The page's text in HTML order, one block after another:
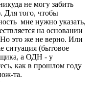
не могу забить
Для того, чтобы
мне нужно указать,
на основании
это же не верно. Или
ситуация (бытовое
а ОДН - у
как в прошлом году
та.